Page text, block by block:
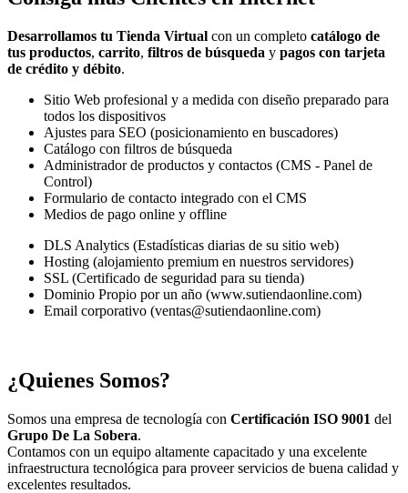
Desarrollamos tu Tienda Virtual con un completo catálogo de
tus productos, carrito, filtros de búsqueda y pagos con tarjeta
de crédito y débito.
Sitio Web profesional y a medida con diseño preparado para
todos los dispositivos
Ajustes para SEO (posicionamiento en buscadores)
Catálogo con filtros de búsqueda
Administrador de productos y contactos (CMS - Panel de
Control)
Formulario de contacto integrado con el CMS
Medios de pago online y offline
DLS Analytics (Estadísticas diarias de su sitio web)
Hosting (alojamiento premium en nuestros servidores)
SSL (Certificado de seguridad para su tienda)
Dominio Propio por un año (www.sutiendaonline.com)
Email corporativo (ventas@sutiendaonline.com)
¿Quienes Somos?
Somos una empresa de tecnología con Certificación ISO 9001 del
Grupo De La Sobera.
Contamos con un equipo altamente capacitado y una excelente
infraestructura tecnológica para proveer servicios de buena calidad y
excelentes resultados.